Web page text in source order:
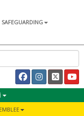
SAFEGUARDING